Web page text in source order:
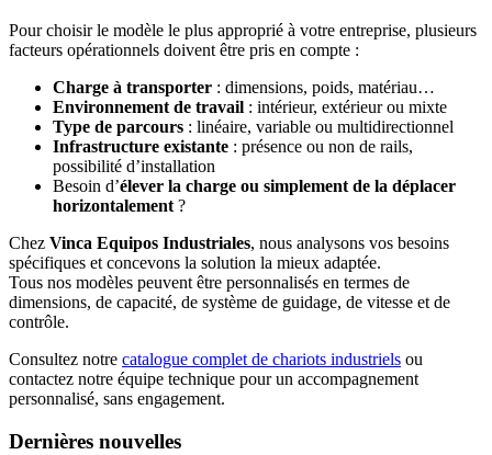
Pour choisir le modèle le plus approprié à votre entreprise, plusieurs
facteurs opérationnels doivent être pris en compte :
Charge à transporter : dimensions, poids, matériau…
Environnement de travail : intérieur, extérieur ou mixte
Type de parcours : linéaire, variable ou multidirectionnel
Infrastructure existante : présence ou non de rails,
possibilité d’installation
Besoin d’élever la charge ou simplement de la déplacer
horizontalement?
Chez Vinca Equipos Industriales, nous analysons vos besoins
spécifiques et concevons la solution la mieux adaptée.
Tous nos modèles peuvent être personnalisés en termes de
dimensions, de capacité, de système de guidage, de vitesse et de
contrôle.
Consultez notre catalogue complet de chariots industriels ou
contactez notre équipe technique pour un accompagnement
personnalisé, sans engagement.
Dernières nouvelles